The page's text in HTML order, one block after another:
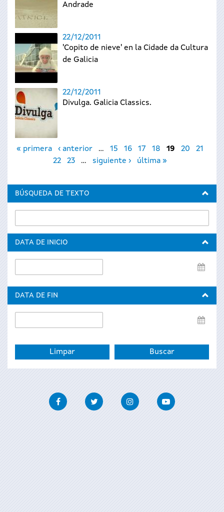
Andrade
22/12/2011
'Copito de nieve' en la Cidade da Cultura
de Galicia
22/12/2011
Divulga. Galicia Classics.
Páginas
« primera ‹ anterior … 15 16 17 18 19 20
21
22
23 … siguiente › última »
BÚSQUEDA DE TEXTO
DATA DE INICIO
de
DATA DE FIN
de
FacebookTwitter InstagramYoutube